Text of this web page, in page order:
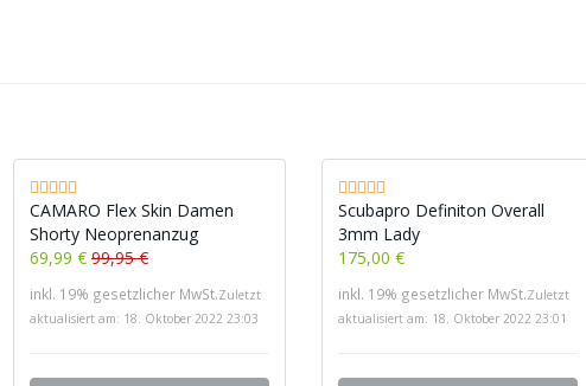
CAMARO Flex Skin Damen
Shorty Neoprenanzug
69,99 € 99,95 €
inkl. 19% gesetzlicher MwSt.Zuletzt
aktualisiert am: 18. Oktober 2022 23:03
Scubapro Definiton Overall
3mm Lady
175,00 €
inkl. 19% gesetzlicher MwSt.Zuletzt
aktualisiert am: 18. Oktober 2022 23:01